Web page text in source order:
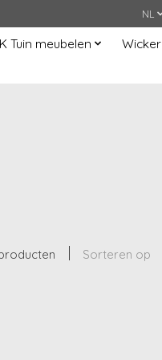
NL
Tuin meubelen
Wicker
Sorteren op